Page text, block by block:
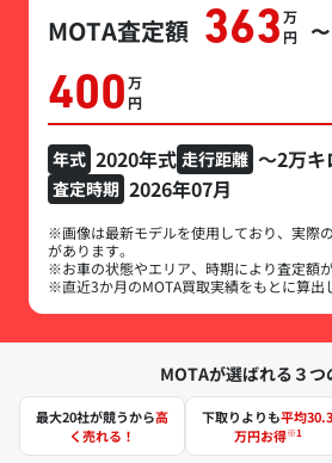
MOTA査定額 363万円 〜
400万円
年式 2020年式 走行距離 ～2万キ
査定時期 2026年07月
※画像は最新モデルを使用しており、実際
があります。
※お車の状態やエリア、時期により査定額が
※直近3か月のMOTA買取実績をもとに算出
MOTAが選ばれる３つ
最大20社が競うから高
く売れる！
下取りよりも平均30.3
万円お得※1